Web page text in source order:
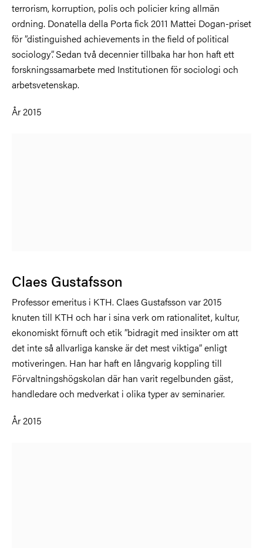
terrorism, korruption, polis och policier kring allmän
ordning. Donatella della Porta fick 2011 Mattei Dogan-priset
för ”distinguished achievements in the field of political
sociology”. Sedan två decennier tillbaka har hon haft ett
forskningssamarbete med Institutionen för sociologi och
arbetsvetenskap.
År 2015
Claes Gustafsson
Professor emeritus i KTH. Claes Gustafsson var 2015
knuten till KTH och har i sina verk om rationalitet, kultur,
ekonomiskt förnuft och etik ”bidragit med insikter om att
det inte så allvarliga kanske är det mest viktiga” enligt
motiveringen. Han har haft en långvarig koppling till
Förvaltningshögskolan där han varit regelbunden gäst,
handledare och medverkat i olika typer av seminarier.
År 2015